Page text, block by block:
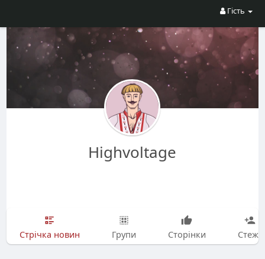
Гість
Highvoltage
Стрічка новин Групи Сторінки Стежу